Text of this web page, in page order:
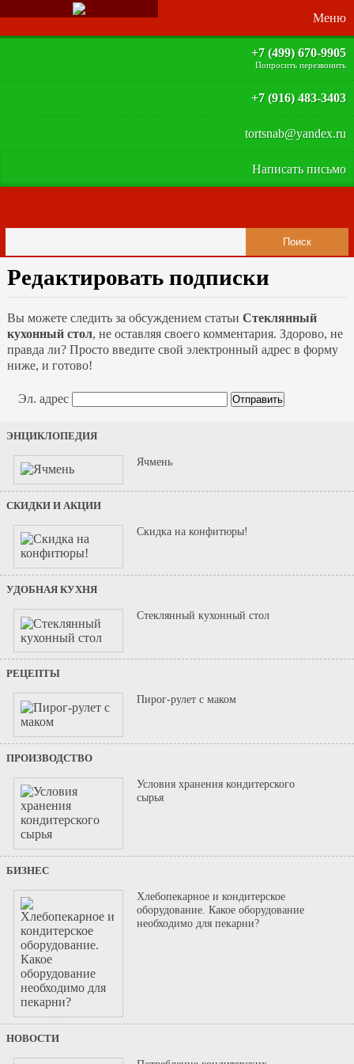
+7 (499) 670-9905
Попросить перезвонить
+7 (916) 483-3403
tortsnab@yandex.ru
Написать письмо
Редактировать подписки
Вы можете следить за обсуждением статьи Стеклянный
кухонный стол, не оставляя своего комментария. Здорово, не
правда ли? Просто введите свой электронный адрес в форму
ниже, и готово!
Эл. адрес
ЭНЦИКЛОПЕДИЯ
Ячмень
СКИДКИ И АКЦИИ
Скидка на конфитюры!
УДОБНАЯ КУХНЯ
Стеклянный кухонный стол
РЕЦЕПТЫ
Пирог-рулет с маком
ПРОИЗВОДСТВО
Условия хранения кондитерского
сырья
БИЗНЕС
Хлебопекарное и кондитерское
оборудование. Какое оборудование
необходимо для пекарни?
НОВОСТИ